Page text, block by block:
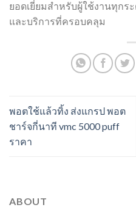
ยอดเยี่ยมสำหรับผู้ใช้งานทุก
และบริการที่ครอบคลุม
พอตใช้แล้วทิ้ง ส่งแกรป พอต
ชาร์จกี่นาที vmc 5000 puff
ราคา
ABOUT